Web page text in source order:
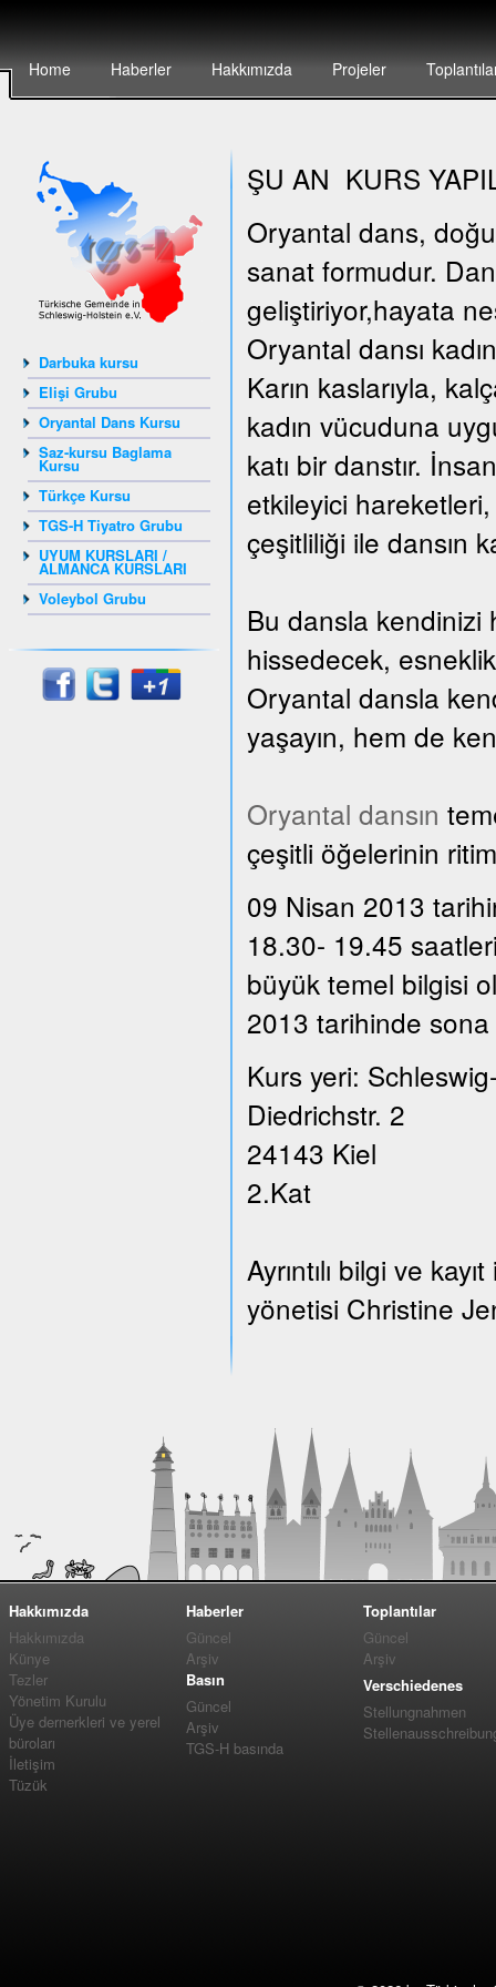
Home Haberler Hakkımızda Projeler
Darbuka kursu
Elişi Grubu
Oryantal Dans Kursu
Saz-kursu Baglama
Kursu
Türkçe Kursu
TGS-H Tiyatro Grubu
UYUM KURSLARI /
ALMANCA KURSLARI
Voleybol Grubu
ŞU AN KURS
Oryantal dans,
sanat formudur.
geliştiriyor,hayata
Oryantal dansı
Karın kaslarıyla,
kadın vücuduna
katı bir danstır.
etkileyici
çeşitliliği ile dansın
Bu dansla kendinizi
hissedecek,
Oryantal dansla
yaşayın, hem de
Oryantal dansın
çeşitli öğelerinin
09 Nisan 2013
18.30- 19.45
büyük temel bilgisi
2013 tarihinde
Kurs yeri:
Diedrichstr. 2
24143 Kiel
2.Kat
Ayrıntılı bilgi ve
yönetisi Christine
Hakkımızda
Hakkımızda
Künye
Tezler
Yönetim Kurulu
Üye dernerkleri ve yerel
büroları
İletişim
Tüzük
Haberler
Güncel
Arşiv
Basın
Güncel
Arşiv
TGS-H basında
Toplantılar
Güncel
Arşiv
Verschiedenes
Stellungnahmen